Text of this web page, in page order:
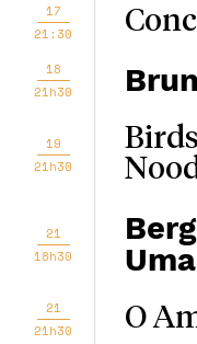
17
21:30
18
21h30
19
21h30
21
18h30
21
21h30
O